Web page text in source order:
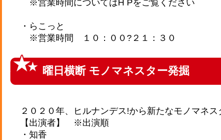
※営業時間についてはH Pをご覧ください
・らこっと
※営業時間 １０：００?２１：３０
曜日横断 モノマネスター発掘
２０２０年、ヒルナンデス!から新たなモノマネ
【出演者】 ※出演順
・知香